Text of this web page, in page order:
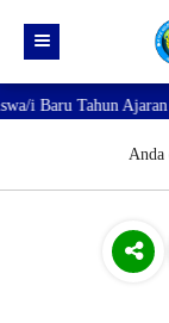
Beranda
PROFILE
VISI dan MISI
Direktori
DATA SISWA
Tahun Ajaran
Anda